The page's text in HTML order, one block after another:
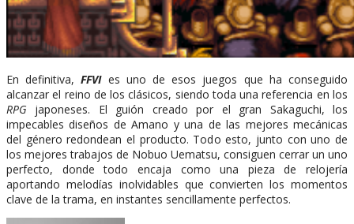
En definitiva,FFVI es uno de esos juegos que ha conseguido
alcanzar el reino de los clásicos, siendo toda una referencia en los
RPG japoneses. El guión creado por el gran Sakaguchi, los
impecables diseños de Amano y una de las mejores mecánicas
del género redondean el producto. Todo esto, junto con uno de
los mejores trabajos de Nobuo Uematsu, consiguen cerrar un uno
perfecto, donde todo encaja como una pieza de relojería
aportando melodías inolvidables que convierten los momentos
clave de la trama, en instantes sencillamente perfectos.